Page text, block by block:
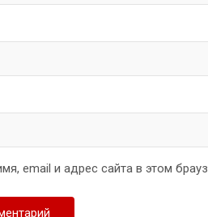
email и адрес сайта в этом